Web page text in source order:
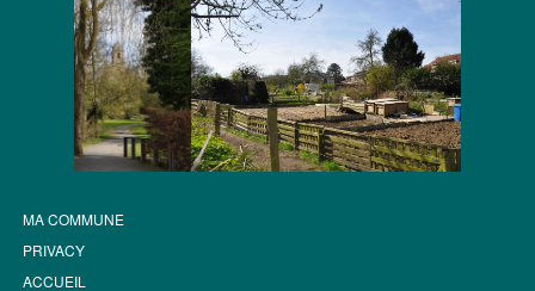
MA COMMUNE
PRIVACY
ACCUEIL